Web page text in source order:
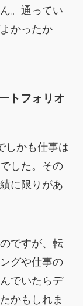
。通ってい
かったか
トフォリオ
しかも仕事は
した。その
に限りがあ
ですが、転
グや仕事の
でいたらデ
かもしれま